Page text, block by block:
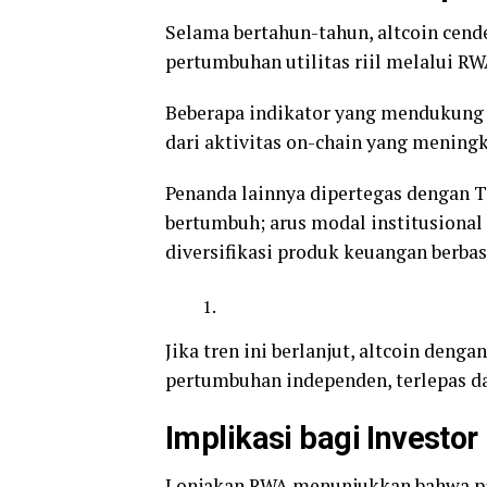
Selama bertahun-tahun, altcoin
pertumbuhan utilitas riil melalui
Beberapa indikator yang
dari aktivitas on-chain yang
Penanda lainnya dipertegas dengan
bertumbuh; arus modal
diversifikasi produk keuangan
Jika tren ini berlanjut, altcoin
pertumbuhan independen, terlepas
Implikasi bagi Investor